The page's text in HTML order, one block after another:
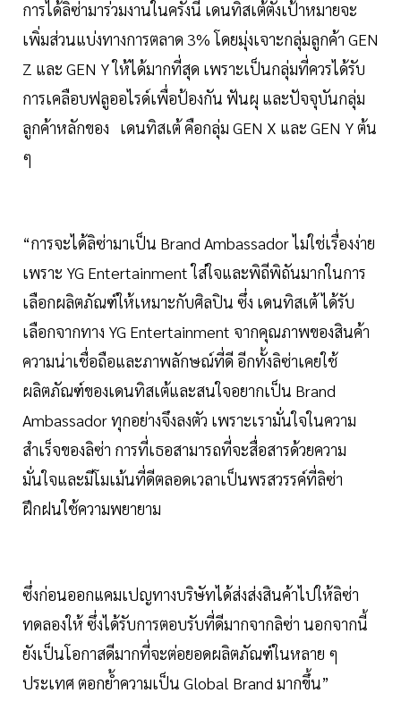
การได้ลิซ่ามาร่วมงานในครั้งนี้ เดนทิสเต้ตั้งเป้าหมายจะ
เพิ่มส่วนแบ่งทางการตลาด 3% โดยมุ่งเจาะกลุ่มลูกค้า GEN
Z และ GEN Y ให้ได้มากที่สุด เพราะเป็นกลุ่มที่ควรได้รับ
การเคลือบฟลูออไรด์เพื่อป้องกัน ฟันผุ และปัจจุบันกลุ่ม
ลูกค้าหลักของ เดนทิสเต้ คือกลุ่ม GEN X และ GEN Y ต้น
ๆ
“การจะได้ลิซ่ามาเป็น Brand Ambassador ไม่ใช่เรื่องง่าย
เพราะ YG Entertainment ใส่ใจและพิถีพิถันมากในการ
เลือกผลิตภัณฑ์ให้เหมาะกับศิลปิน ซึ่ง เดนทิสเต้ ได้รับ
เลือกจากทาง YG Entertainment จากคุณภาพของสินค้า
ความน่าเชื่อถือและภาพลักษณ์ที่ดี อีกทั้งลิซ่าเคยใช้
ผลิตภัณฑ์ของเดนทิสเต้และสนใจอยากเป็น Brand
Ambassador ทุกอย่างจึงลงตัว เพราะเรามั่นใจในความ
สำเร็จของลิซ่า การที่เธอสามารถที่จะสื่อสารด้วยความ
มั่นใจและมีโมเม้นที่ดีตลอดเวลาเป็นพรสวรรค์ที่ลิซ่า
ฝึกฝนใช้ความพยายาม
ซึ่งก่อนออกแคมเปญทางบริษัทได้ส่งส่งสินค้าไปให้ลิซ่า
ทดลองให้ ซึ่งได้รับการตอบรับที่ดีมากจากลิซ่า นอกจากนี้
ยังเป็นโอกาสดีมากที่จะต่อยอดผลิตภัณฑ์ในหลาย ๆ
ประเทศ ตอกย้ำความเป็น Global Brand มากขึ้น”